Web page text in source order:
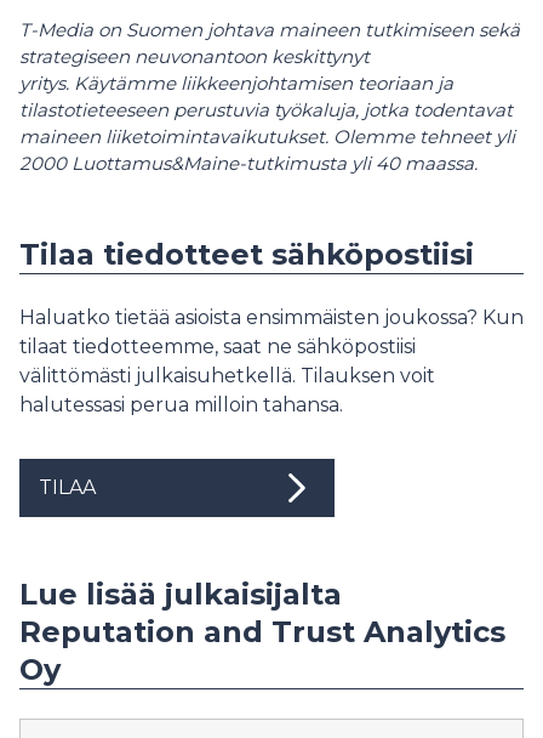
T-Media on Suomen johtava maineen tutkimiseen sekä
strategiseen neuvonantoon keskittynyt
yritys. Käytämme liikkeenjohtamisen teoriaan ja
tilastotieteeseen perustuvia työkaluja, jotka todentavat
maineen liiketoimintavaikutukset. Olemme tehneet yli
2000 Luottamus&Maine-tutkimusta yli 40 maassa.
Tilaa tiedotteet sähköpostiisi
Haluatko tietää asioista ensimmäisten joukossa? Kun
tilaat tiedotteemme, saat ne sähköpostiisi
välittömästi julkaisuhetkellä. Tilauksen voit
halutessasi perua milloin tahansa.
TILAA
Lue lisää julkaisijalta
Reputation and Trust Analytics
Oy